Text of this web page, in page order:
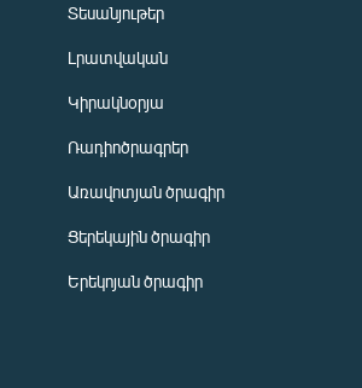
Տեսանյութեր
Լրատվական
Կիրակնօրյա
Ռադիոծրագրեր
Առավոտյան ծրագիր
Ցերեկային ծրագիր
Երեկոյան ծրագիր